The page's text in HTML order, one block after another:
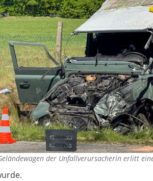
der Unfallverursacherin erlitt